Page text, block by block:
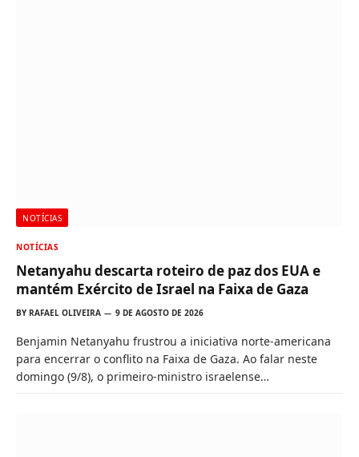
NOTÍCIAS
NOTÍCIAS
Netanyahu descarta roteiro de paz dos EUA e
mantém Exército de Israel na Faixa de Gaza
BY RAFAEL OLIVEIRA 9 DE AGOSTO DE 2026
Benjamin Netanyahu frustrou a iniciativa norte-americana
para encerrar o conflito na Faixa de Gaza. Ao falar neste
domingo (9/8), o primeiro-ministro israelense…